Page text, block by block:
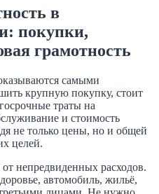
в
покупки,
грамотность
самыми
крупную покупку, стоит
траты на
и стоимость
не только цены, но и общей
целей.
непредвиденных расходов.
автомобиль, жильё,